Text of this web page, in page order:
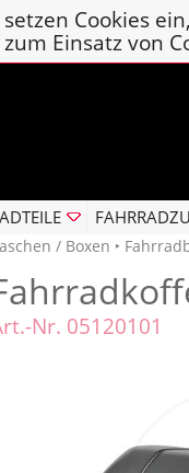
Cookies
Einsatz von
/ Boxen ‣
Nr. 05120101